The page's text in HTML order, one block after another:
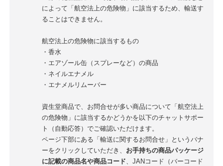
によって「航空法上の危険物」に該当するため、輸送す
ることはできません。
航空法上の危険物に該当するもの
・香水
・エアゾール缶（スプレーなど）の商品
・ネイルエナメル
・エナメルリムーバー
資生堂商品で、お問合せが多い商品について「航空法上
の危険物」に該当するかどうかを以下のチャットサポー
ト（自動応答）でご確認いただけます。
ページ下部にある「輸送に関するお問合せ」というバナ
ーをクリックしていただき、 お手持ちの商品パッケージ
に記載の商品名や商品コード、JANコード（バーコード